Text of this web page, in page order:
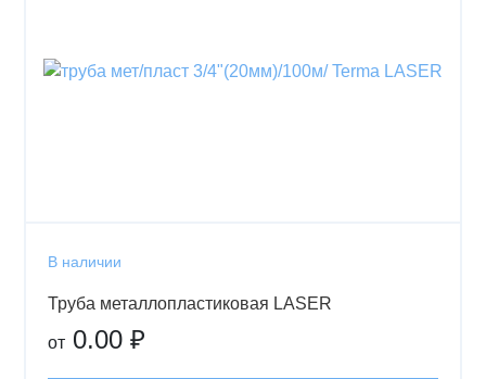
В наличии
Труба металлопластиковая LASER
от 0.00 ₽